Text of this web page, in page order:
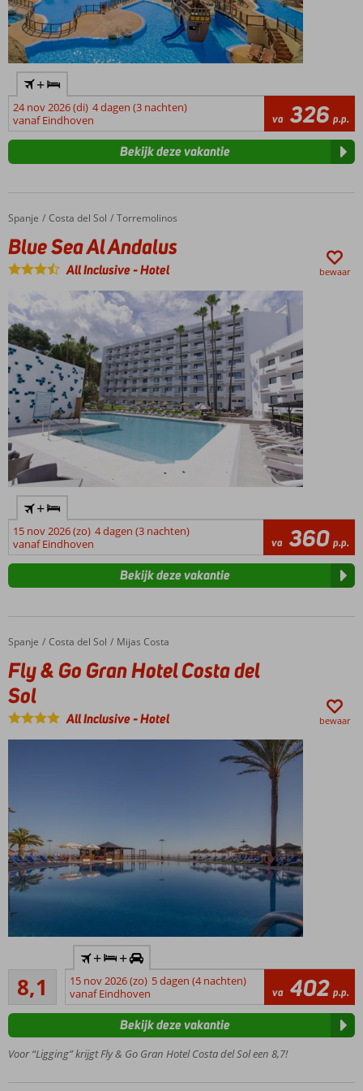
mogelijk
+
24 nov 2026 (di) 4 dagen (3 nachten)
vanaf Eindhoven
va 326 p.p.
Bekijk deze vakantie
Home
Spanje Costa del Sol Torremolinos
Blue Sea Al Andalus
Blue Sea Al Andalus
All Inclusive-Hotel bewaar
+
15 nov 2026 (zo) 4 dagen (3 nachten)
vanaf Eindhoven
va 360 p.p.
Bekijk deze vakantie
Home
Spanje Costa del Sol Mijas Costa
Fly & Go Gran Hotel Costa del Sol
Fly & Go Gran Hotel Costa del
Sol
All Inclusive-Hotel bewaar
Direct
aan het
strand
Vlak bij
La Cala
8,1Zeer goed
264
beoordelingen
+ +
15 nov 2026 (zo) 5 dagen (4 nachten)
vanaf Eindhoven
va 402 p.p.
Voor “Ligging” krijgt Fly & Go Gran Hotel Costa del Sol een 8,7!
Bekijk deze vakantie